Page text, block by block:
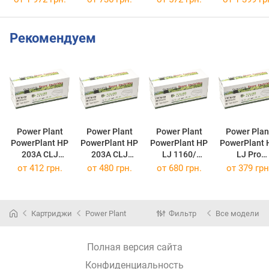
Рекомендуем
Power Plant
PowerPlant HP
203A CLJ
M280/M281 CY
Power Plant
PowerPlant HP
203A CLJ
M280/M281
Power Plant
PowerPlant HP
LJ 1160/
Q5949A/Q7553
Power
PowerPlant
LJ Pro
M12/M26 PP-
от 412 грн. от 480 грн. от 680 грн. от 379
Картриджи Power Plant Фильтр Все модели
Полная версия сайта
Конфиденциальность